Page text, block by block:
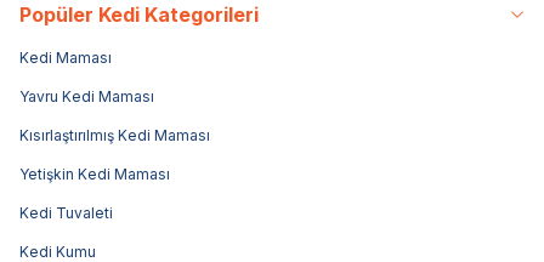
Popüler Kedi Kategorileri
Kedi Maması
Yavru Kedi Maması
Kısırlaştırılmış Kedi Maması
Yetişkin Kedi Maması
Kedi Tuvaleti
Kedi Kumu